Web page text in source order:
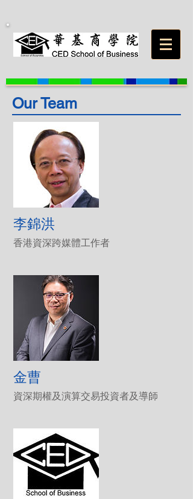
Our Team
李錦洪
香港資深跨媒體工作者
金曹
資深期權及演算交易投資者及導師